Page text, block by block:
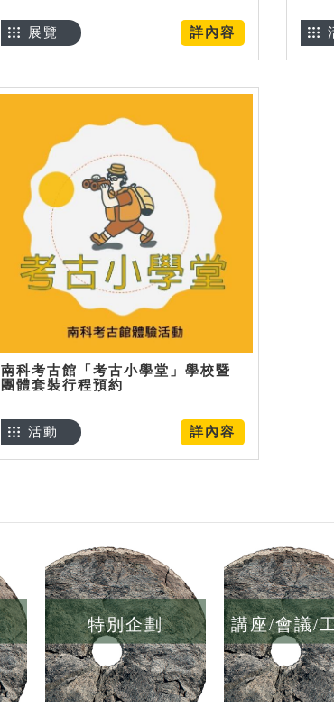
詳內容
展覽
南科考古館「考古小學堂」學校暨
團體套裝行程預約
詳內容
活動
特別企劃 講座/會議/